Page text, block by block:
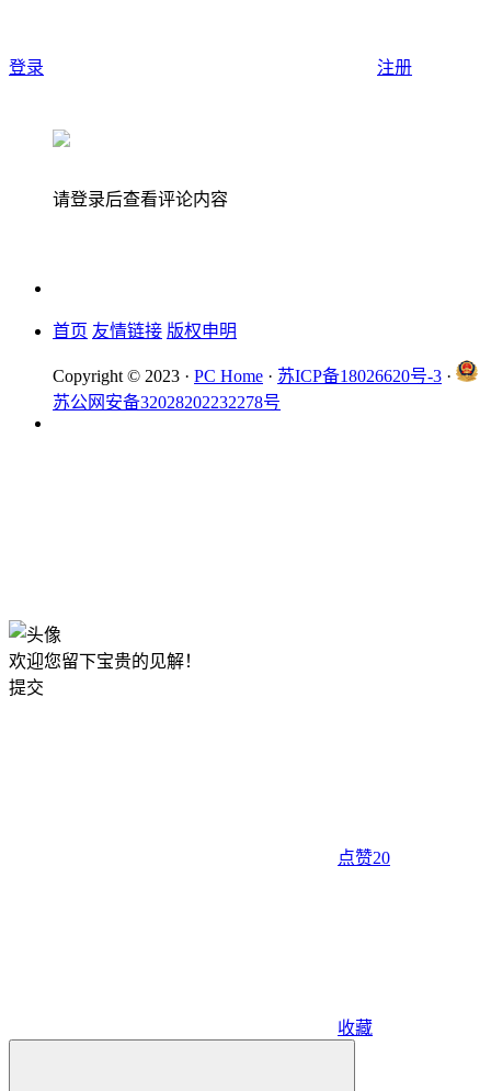
登录 注册
请登录后查看评论内容
首页 友情链接 版权申明
Copyright © 2023 · PC Home · 苏ICP备18026620号-3 ·
苏公网安备32028202232278号
欢迎您留下宝贵的见解！
提交
点赞20
收藏